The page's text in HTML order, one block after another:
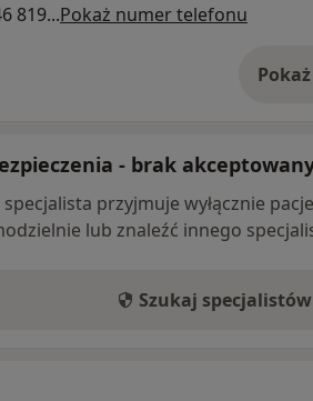
819...Pokaż numer telefonu
- brak
specjalista przyjmuje wyłącznie
lub znaleźć innego
Szukaj